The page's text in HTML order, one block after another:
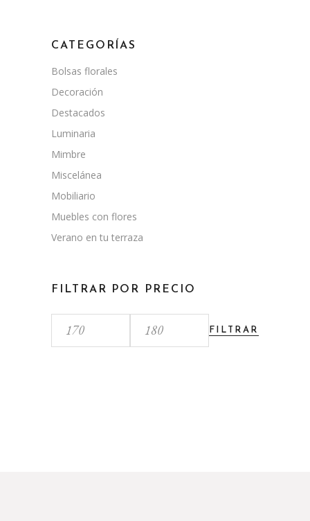
CATEGORÍAS
Bolsas florales
Decoración
Destacados
Luminaria
Mimbre
Miscelánea
Mobiliario
Muebles con flores
Verano en tu terraza
FILTRAR POR PRECIO
Precio
mínimo
Precio
máximo
FILTRAR